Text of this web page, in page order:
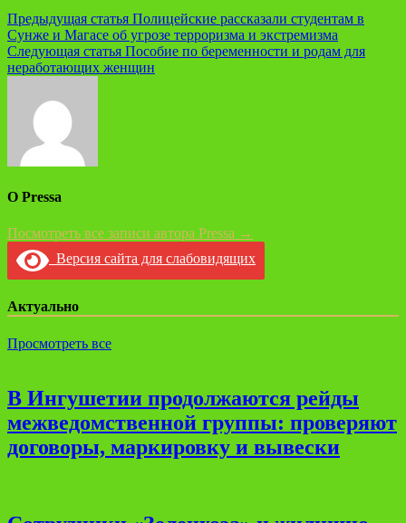
Навигация
по
записям
Предыдущая статья Полицейские рассказали студентам в
Сунже и Магасе об угрозе терроризма и экстремизма
Следующая статья Пособие по беременности и родам для
неработающих женщин
О Pressa
Посмотреть все записи автора Pressa →
Версия сайта для слабовидящих
Актуально
Просмотреть все
В Ингушетии продолжаются рейды
межведомственной группы: проверяют
договоры, маркировку и вывески